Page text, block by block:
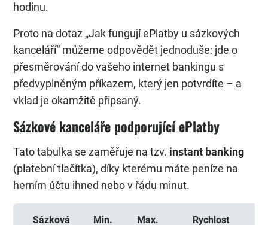
hodinu.
Proto na dotaz „Jak fungují ePlatby u sázkových
kanceláří“ můžeme odpovědět jednoduše: jde o
přesměrování do vašeho internet bankingu s
předvyplněným příkazem, který jen potvrdíte – a
vklad je okamžitě připsaný.
Sázkové kanceláře podporující ePlatby
Tato tabulka se zaměřuje na tzv. instant banking
(platební tlačítka), díky kterému máte peníze na
herním účtu ihned nebo v řádu minut.
Sázková Min. Max. Rychlost